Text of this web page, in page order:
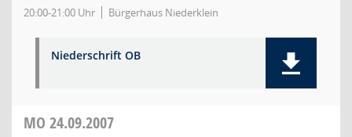
20:00-21:00 Uhr Bürgerhaus Niederklein
Niederschrift OB
MO 24.09.2007